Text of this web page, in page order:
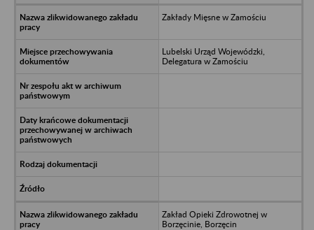
Zakłady Mięsne w Zamościu
Lubelski Urząd Wojewódzki,
Delegatura w Zamościu
Zakład Opieki Zdrowotnej w
Borzęcinie, Borzęcin